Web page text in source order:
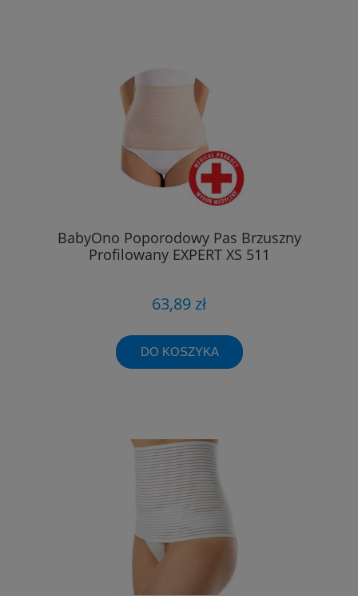
BabyOno Poporodowy Pas Brzuszny
Profilowany EXPERT XS 511
63,89 zł
DO KOSZYKA